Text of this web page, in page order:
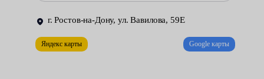
нарушение установки рычага;
люфты и сильная вибрация.
г. Ростов-на-Дону, ул. Вавилова, 59Е
Яндекс карты Google карты